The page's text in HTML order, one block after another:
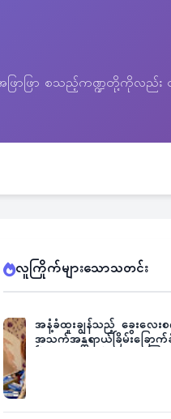
တအဖြာဖြာ စသည့်ကဏ္ဍတို့ကိုလည်း
လူကြိုက်များသောသတင်း
အနံ့ခံထူးချွန်သည့် ခွေးလေး
အသက်အန္တရာယ်ခြိမ်းခြောက်